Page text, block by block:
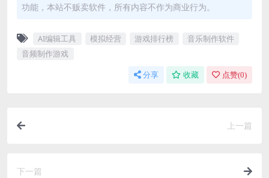
功能，本站不贩卖软件，所有内容不作为商业行为。
AI编辑工具 模拟经营 游戏排行榜
音乐制作软件
音频制作游戏
分享 收藏 点赞(0)
上一篇
下一篇